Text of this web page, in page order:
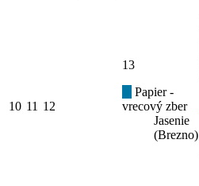
10 11 12
13
Papier -
vrecový zber
Jasenie
(Brezno)